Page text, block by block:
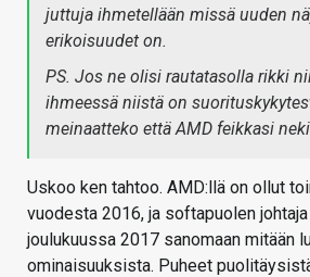
juttuja ihmetellään missä uuden
erikoisuudet on.
PS. Jos ne olisi rautatasolla rikki
ihmeessä niistä on
meinaatteko että AMD feikkasi
Uskoo ken tahtoo. AMD:llä on ollut
vuodesta 2016, ja softapuolen
joulukuussa 2017 sanomaan mitään
ominaisuuksista. Puheet